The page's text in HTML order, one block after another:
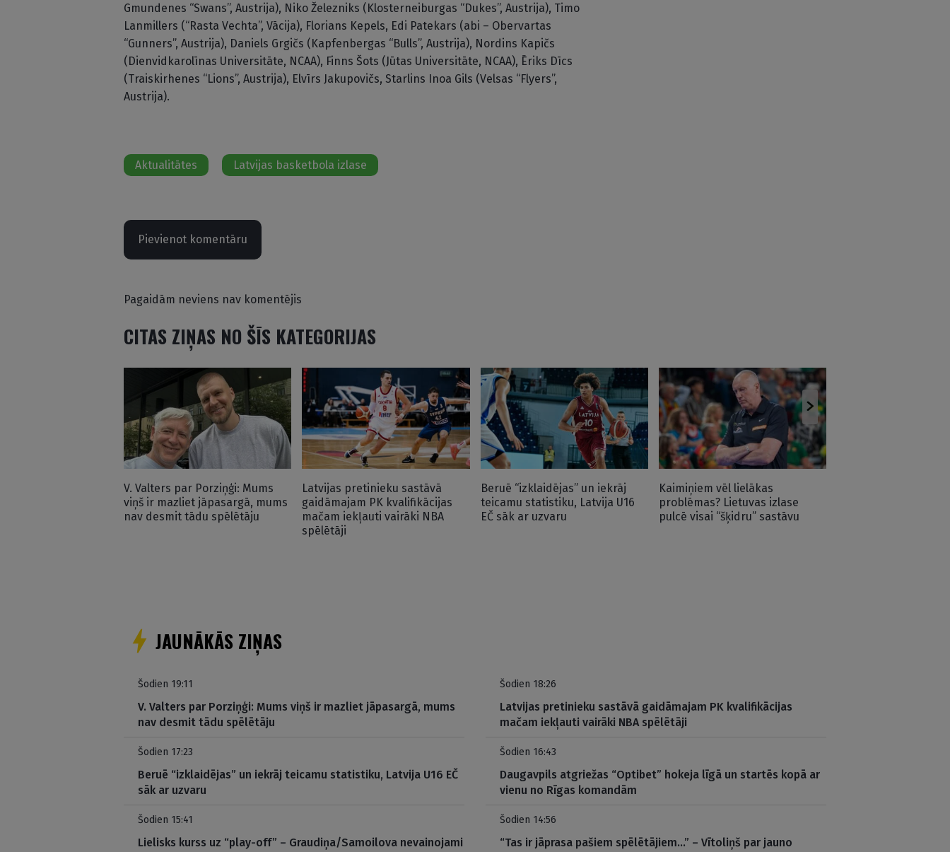
Gmundenes “Swans”, Austrija), Niko Železniks (Klosterneiburgas “Dukes”, Austrija), Timo
Lanmillers (“Rasta Vechta”, Vācija), Florians Kepels, Edi Patekars (abi – Obervartas
“Gunners”, Austrija), Daniels Grgičs (Kapfenbergas “Bulls”, Austrija), Nordins Kapičs
(Dienvidkarolīnas Universitāte, NCAA), Finns Šots (Jūtas Universitāte, NCAA), Ēriks Dīcs
(Traiskirhenes “Lions”, Austrija), Elvīrs Jakupovičs, Starlins Inoa Gils (Velsas “Flyers”,
Austrija).
Aktualitātes Latvijas basketbola izlase
Pievienot komentāru
Pagaidām neviens nav komentējis
CITAS ZIŅAS NO ŠĪS KATEGORIJAS
V. Valters par Porziņģi: Mums
viņš ir mazliet jāpasargā, mums
nav desmit tādu spēlētāju
Latvijas pretinieku sastāvā
gaidāmajam PK kvalifikācijas
mačam iekļauti vairāki NBA
spēlētāji
Beruē “izklaidējas” un iekrāj
teicamu statistiku, Latvija U16
EČ sāk ar uzvaru
Kaimiņiem vēl lielākas
problēmas? Lietuvas izlase
pulcē visai “šķidru” sastāvu
JAUNĀKĀS ZIŅAS
Šodien 19:11
V. Valters par Porziņģi: Mums viņš ir mazliet jāpasargā, mums
nav desmit tādu spēlētāju
Šodien 18:26
Latvijas pretinieku sastāvā gaidāmajam PK kvalifikācijas
mačam iekļauti vairāki NBA spēlētāji
Šodien 17:23
Beruē “izklaidējas” un iekrāj teicamu statistiku, Latvija U16 EČ
sāk ar uzvaru
Šodien 16:43
Daugavpils atgriežas “Optibet” hokeja līgā un startēs kopā ar
vienu no Rīgas komandām
Šodien 15:41
Lielisks kurss uz “play-off” – Graudiņa/Samoilova nevainojami
Šodien 14:56
“Tas ir jāprasa pašiem spēlētājiem…” – Vītoliņš par jauno